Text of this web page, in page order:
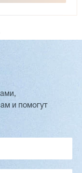
и помогут